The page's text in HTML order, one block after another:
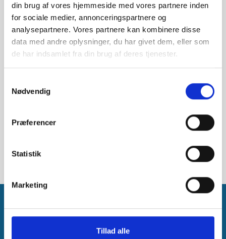
din brug af vores hjemmeside med vores partnere inden
for sociale medier, annonceringspartnere og
analysepartnere. Vores partnere kan kombinere disse
data med andre oplysninger, du har givet dem, eller som
de har indsamlet fra din brug af deres tjenester.
Nødvendig
Præferencer
Statistik
Marketing
Tillad alle
Vi deler ny værdifuld viden, og holder dig opdateret på love
og regler.